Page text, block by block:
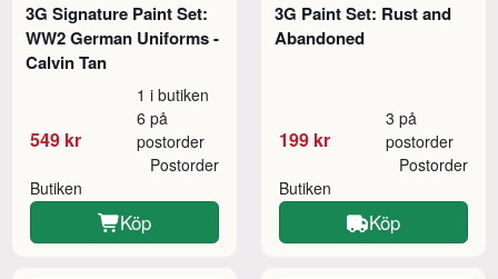
3G Signature Paint Set:
WW2 German Uniforms -
Calvin Tan
549 kr
1 i butiken
6 på
postorder
Butiken
Postorder
Köp
3G Paint Set: Rust and
Abandoned
199 kr
3 på
postorder
Butiken
Postorder
Köp